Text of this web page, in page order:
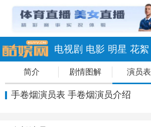
电视剧 电影 明星 花絮
简介 剧情图解 演员表
手卷烟演员表 手卷烟演员介绍